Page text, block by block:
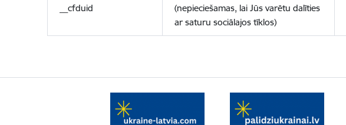
__cfduid
(nepieciešamas, lai Jūs varētu dalīties
ar saturu sociālajos tīklos)